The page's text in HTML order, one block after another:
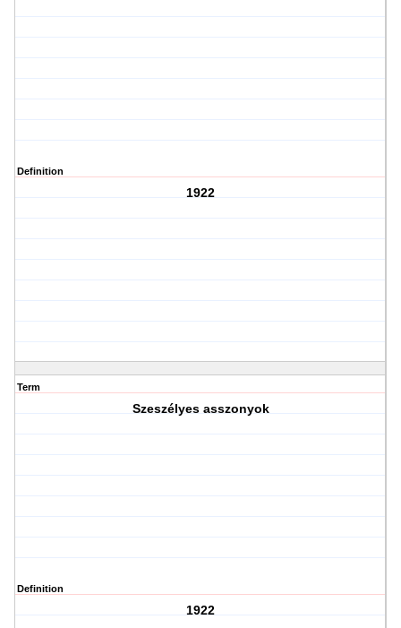
Definition
1922
Term
Szeszélyes asszonyok
Definition
1922